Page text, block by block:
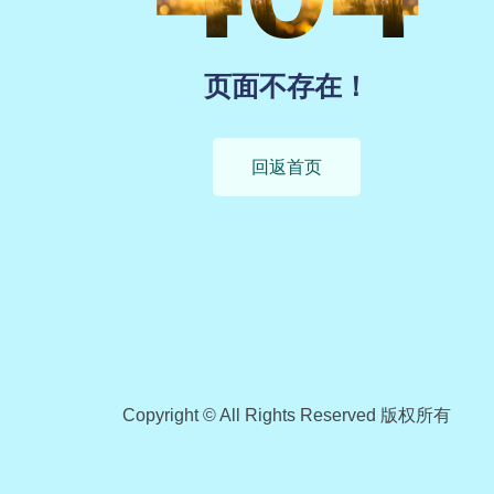
页面不存在！
回返首页
Copyright © All Rights Reserved 版权所有